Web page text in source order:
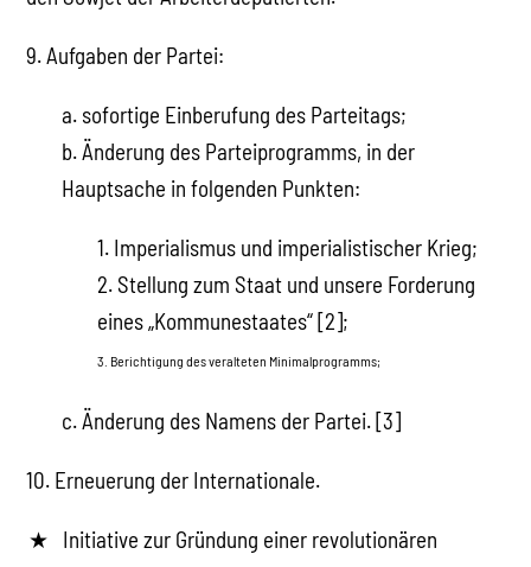
9. Aufgaben der Partei:
a. sofortige Einberufung des Parteitags;
b. Änderung des Parteiprogramms, in der
Hauptsache in folgenden Punkten:
1. Imperialismus und imperialistischer Krieg;
2. Stellung zum Staat und unsere Forderung
eines „Kommunestaates“ [2];
3. Berichtigung des veralteten Minimalprogramms;
c. Änderung des Namens der Partei. [3]
10. Erneuerung der Internationale.
Initiative zur Gründung einer revolutionären